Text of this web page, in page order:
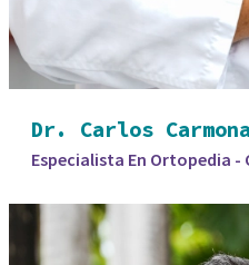
Dr. Carlos Carmona
Especialista En Ortopedia -